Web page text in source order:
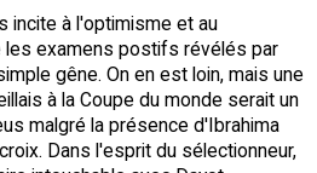
incite à l'optimisme et au
les examens postifs révélés par
gêne. On en est loin, mais une
à la Coupe du monde serait un
malgré la présence d'Ibrahima
Dans l'esprit du sélectionneur,